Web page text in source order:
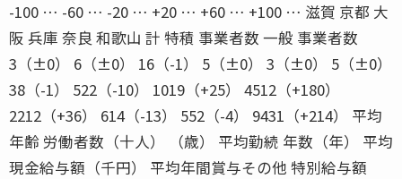
-100 … -60 … -20 … +20 … +60 … +100 … 滋賀 京都 大
阪 兵庫 奈良 和歌山 計 特積 事業者数 一般 事業者数
3（±0） 6（±0） 16（-1） 5（±0） 3（±0） 5（±0）
38（-1） 522（-10） 1019（+25） 4512（+180）
2212（+36） 614（-13） 552（-4） 9431（+214） 平均
年齢 労働者数（十人） （歳） 平均勤続 年数（年） 平均
現金給与額（千円） 平均年間賞与その他 特別給与額